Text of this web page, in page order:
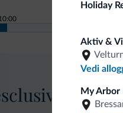
Holiday
Aktiv &
Vedi
My Arbor